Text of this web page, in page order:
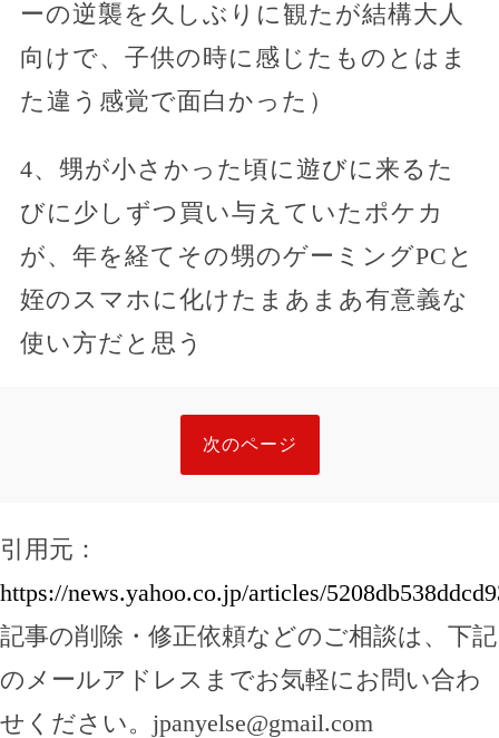
ーの逆襲を久しぶりに観たが結構大人
向けで、子供の時に感じたものとはま
た違う感覚で面白かった）
4、甥が小さかった頃に遊びに来るた
びに少しずつ買い与えていたポケカ
が、年を経てその甥のゲーミングPCと
姪のスマホに化けたまあまあ有意義な
使い方だと思う
次のページ
引用元：
https://news.yahoo.co.jp/articles/
記事の削除・修正依頼などのご相談は、下記
のメールアドレスまでお気軽にお問い合わ
せください。 jpanyelse@gmail.com